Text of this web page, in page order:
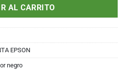
AL CARRITO
EPSON
negro